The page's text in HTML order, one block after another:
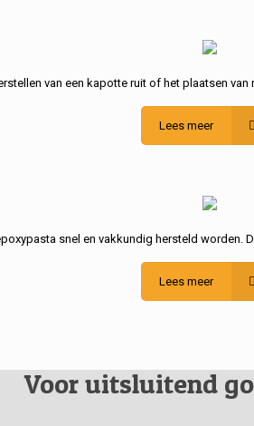
van een kapotte ruit of het plaatsen
Lees meer
snel en vakkundig hersteld
Lees meer
Voor uitsluitend